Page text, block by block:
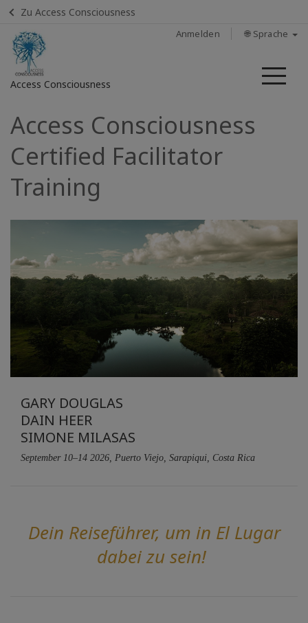
Zu Access Consciousness
Anmelden 🌐 Sprache
Access Consciousness
Bei
Konto
anmelden
SUCHE
Access Consciousness
Certified Facilitator
Training
GARY DOUGLAS
DAIN HEER
SIMONE MILASAS
September 10–14 2026, Puerto Viejo, Sarapiqui, Costa Rica
Dein Reiseführer, um in El Lugar
dabei zu sein!